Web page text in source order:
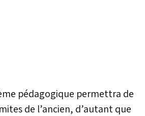
pédagogique permettra de
de l’ancien, d’autant que